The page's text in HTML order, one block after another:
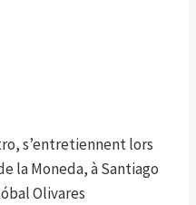
s’entretiennent lors
la Moneda, à Santiago
Olivares